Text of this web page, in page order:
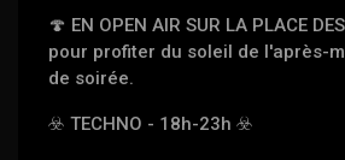
🍄 EN OPEN AIR SUR LA PLACE
pour profiter du soleil de l'après-
de soirée.
☣️ TECHNO - 18h-23h☣️